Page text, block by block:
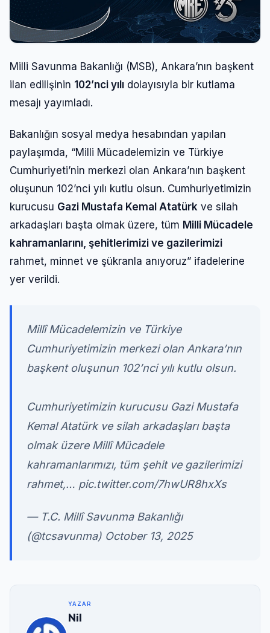
Milli Savunma Bakanlığı (MSB), Ankara’nın başkent
ilan edilişinin 102’nci yılı dolayısıyla bir kutlama
mesajı yayımladı.
Bakanlığın sosyal medya hesabından yapılan
paylaşımda, “Milli Mücadelemizin ve Türkiye
Cumhuriyeti’nin merkezi olan Ankara’nın başkent
oluşunun 102’nci yılı kutlu olsun. Cumhuriyetimizin
kurucusu Gazi Mustafa Kemal Atatürk ve silah
arkadaşları başta olmak üzere, tüm Milli Mücadele
kahramanlarını, şehitlerimizi ve gazilerimizi
rahmet, minnet ve şükranla anıyoruz” ifadelerine
yer verildi.
Millî Mücadelemizin ve Türkiye
Cumhuriyetimizin merkezi olan Ankara’nın
başkent oluşunun 102’nci yılı kutlu olsun.
Cumhuriyetimizin kurucusu Gazi Mustafa
Kemal Atatürk ve silah arkadaşları başta
olmak üzere Millî Mücadele
kahramanlarımızı, tüm şehit ve gazilerimizi
rahmet,… pic.twitter.com/7hwUR8hxXs
— T.C. Millî Savunma Bakanlığı
(@tcsavunma) October 13, 2025
YAZAR
Nil